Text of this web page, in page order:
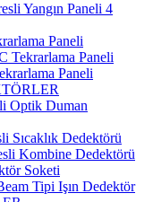
Yangın Paneli 4
Paneli
Tekrarlama Paneli
Paneli
Optik Duman
Sıcaklık Dedektörü
Kombine Dedektörü
Soketi
Tipi Işın Dedektör